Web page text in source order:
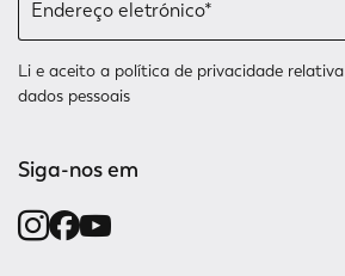
Li e aceito a política de privacidade relativa
dados pessoais
Siga-nos em